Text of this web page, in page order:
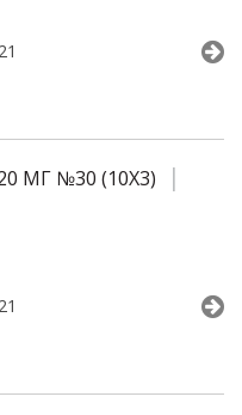
МГ №30 (10Х3)